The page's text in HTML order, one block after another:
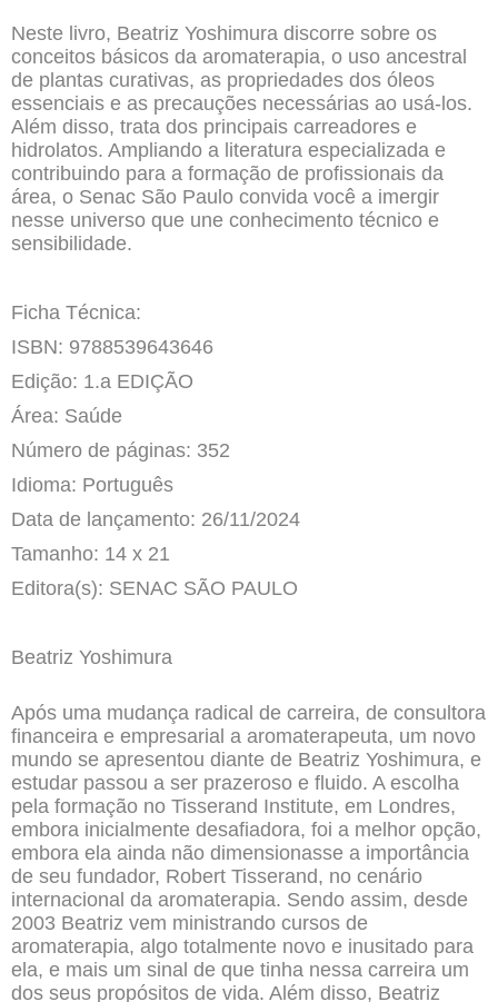
Neste livro, Beatriz Yoshimura discorre sobre os
conceitos básicos da aromaterapia, o uso ancestral
de plantas curativas, as propriedades dos óleos
essenciais e as precauções necessárias ao usá-los.
Além disso, trata dos principais carreadores e
hidrolatos. Ampliando a literatura especializada e
contribuindo para a formação de profissionais da
área, o Senac São Paulo convida você a imergir
nesse universo que une conhecimento técnico e
sensibilidade.
Ficha Técnica:
ISBN: 9788539643646
Edição: 1.a EDIÇÃO
Área: Saúde
Número de páginas: 352
Idioma: Português
Data de lançamento: 26/11/2024
Tamanho: 14 x 21
Editora(s): SENAC SÃO PAULO
Beatriz Yoshimura
Após uma mudança radical de carreira, de consultora
financeira e empresarial a aromaterapeuta, um novo
mundo se apresentou diante de Beatriz Yoshimura, e
estudar passou a ser prazeroso e fluido. A escolha
pela formação no Tisserand Institute, em Londres,
embora inicialmente desafiadora, foi a melhor opção,
embora ela ainda não dimensionasse a importância
de seu fundador, Robert Tisserand, no cenário
internacional da aromaterapia. Sendo assim, desde
2003 Beatriz vem ministrando cursos de
aromaterapia, algo totalmente novo e inusitado para
ela, e mais um sinal de que tinha nessa carreira um
dos seus propósitos de vida. Além disso, Beatriz